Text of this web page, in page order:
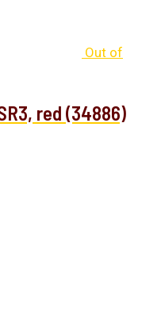
Out of
red (34886)